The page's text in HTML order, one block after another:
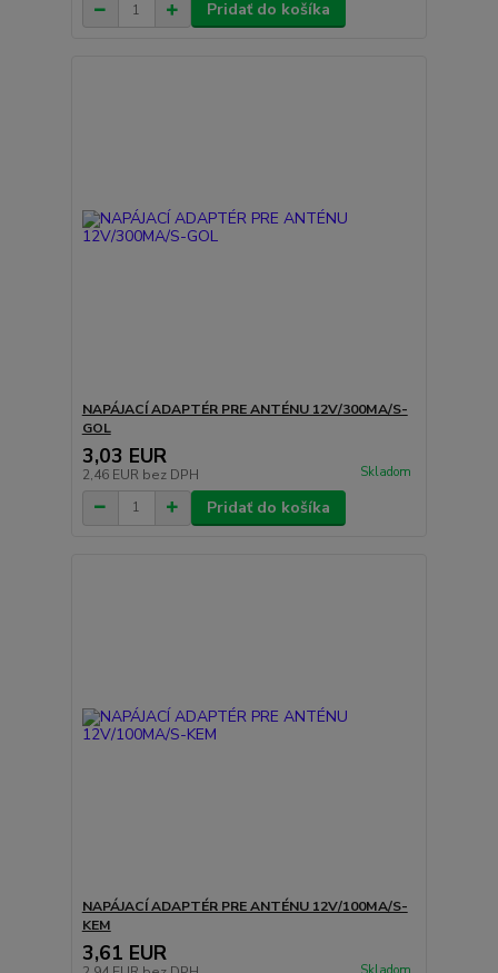
Pridať do košíka
NAPÁJACÍ ADAPTÉR PRE ANTÉNU 12V/300MA/S-
GOL
3,03 EUR
2,46 EUR bez DPH Skladom
Pridať do košíka
NAPÁJACÍ ADAPTÉR PRE ANTÉNU 12V/100MA/S-
KEM
3,61 EUR
Skladom